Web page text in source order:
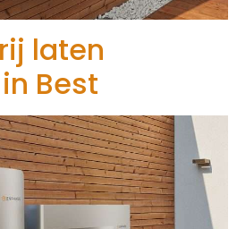
laten
Best